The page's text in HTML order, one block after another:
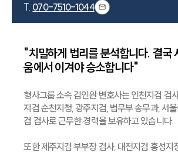
T. 070-7510-1044
"치밀하게 법리를 분석합니다. 결국
움에서 이겨야 승소합니다"
형사그룹 소속 김인원 변호사는 인천지검 검
지검 순천지청, 광주지검, 법무부 송무과, 서
검 검사로 근무한 경력을 보유하고 있습니다.
또한 제주지검 부부장 검사, 대전지검 홍성지